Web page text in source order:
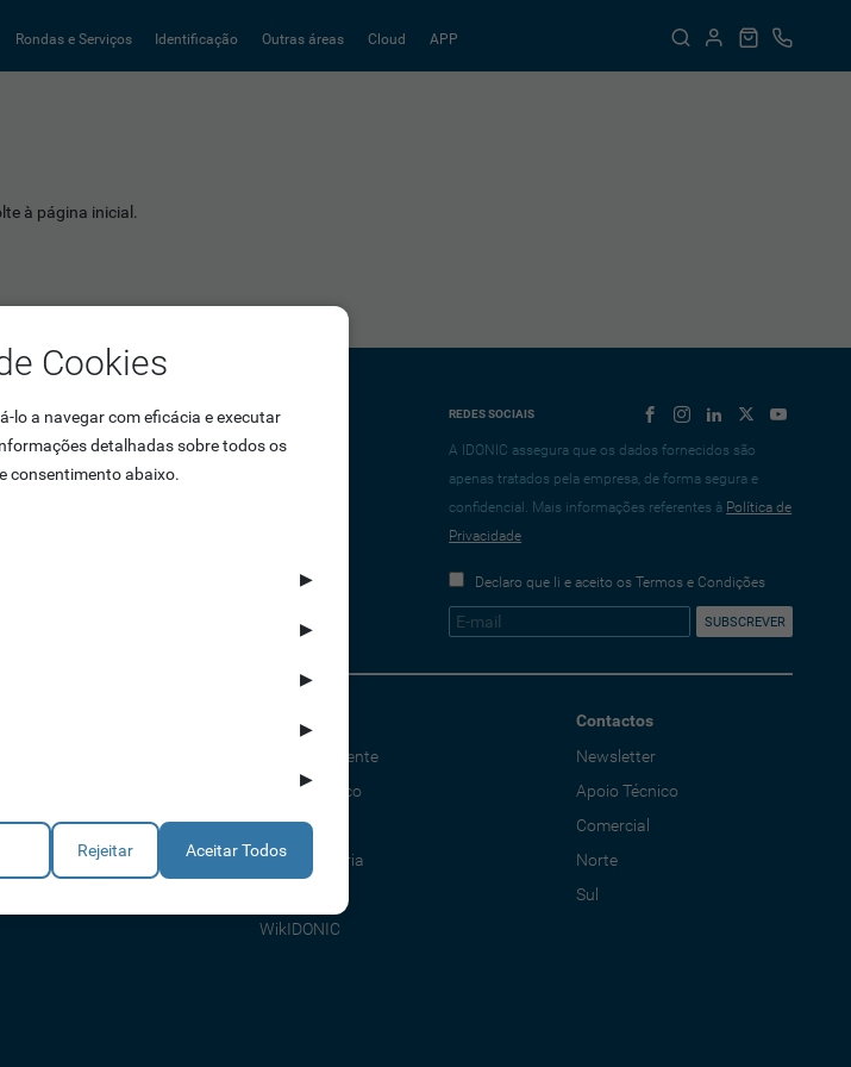
Rondas e Serviços Identificação Outras áreas Cloud APP
à página inicial.
REDES SOCIAIS
A IDONIC assegura que os dados fornecidos são
apenas tratados pela empresa, de forma segura e
confidencial. Mais informações referentes à Política de
Privacidade
Declaro que li e aceito os Termos e Condições
Ajuda
Apoio ao Cliente
Apoio Técnico
Comercial
Consultadoria
WikIDONIC
Contactos
Newsletter
Apoio Técnico
Comercial
Norte
Sul
Cookies
lo a navegar com eficácia e executar
detalhadas sobre todos os
consentimento abaixo.
▶
▶
▶
▶
▶
Rejeitar Aceitar Todos